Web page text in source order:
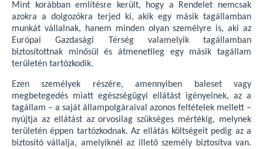
Mint korábban említésre került, hogy a Rendelet nemcsak
azokra a dolgozókra terjed ki, akik egy másik tagállamban
munkát vállalnak, hanem minden olyan személyre is, aki az
Európai Gazdasági Térség valamelyik tagállamban
biztosítottnak minősül és átmenetileg egy másik tagállam
területén tartózkodik.
Ezen személyek részére, amennyiben baleset vagy
megbetegedés miatt egészségügyi ellátást igényelnek, az a
tagállam – a saját állampolgáraival azonos feltételek mellett –
nyújtja az ellátást az orvosilag szükséges mértékig, melynek
területén éppen tartózkodnak. Az ellátás költségeit pedig az a
biztosító vállalja, amelyiknél az illető személy biztosítva van.